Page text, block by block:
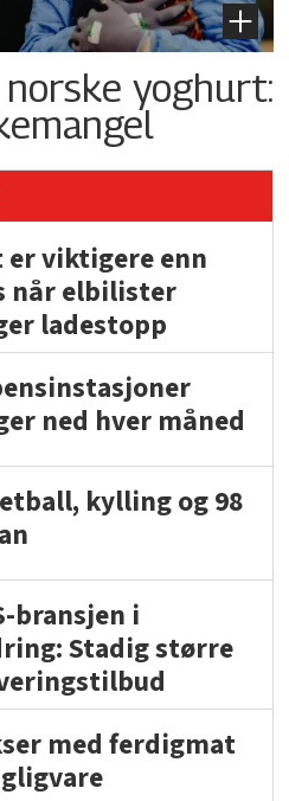
yoghurt:
er viktigere enn
når elbilister
ladestopp
ned hver måned
kylling og 98
bransjen i
Stadig større
med ferdigmat